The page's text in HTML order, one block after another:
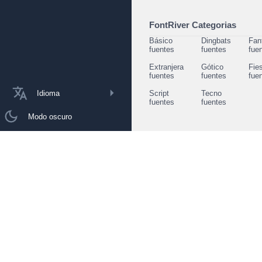
Idioma
Modo oscuro
FontRiver Categorias
Básico
fuentes
Dingbats
fuentes
Extranjera
fuentes
Gótico
fuentes
Script
fuentes
Tecno
fuentes